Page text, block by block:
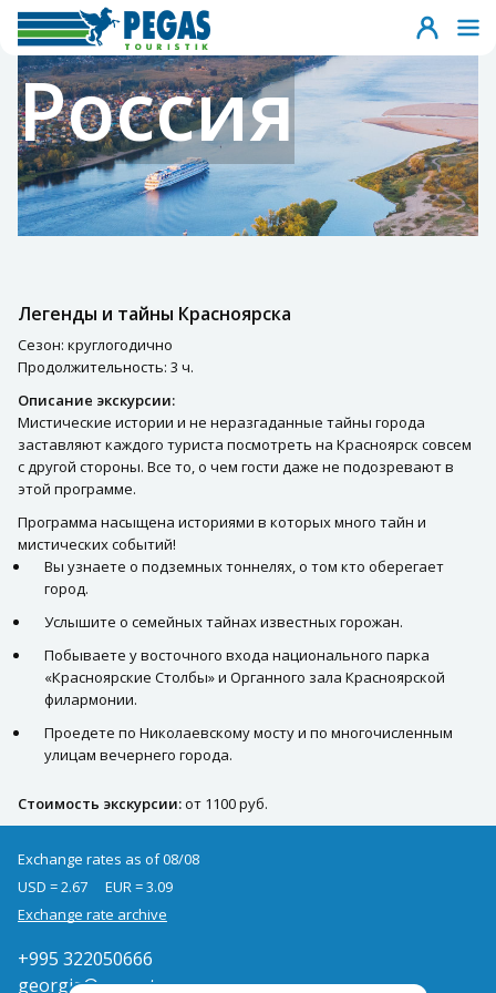
Россия
Легенды и тайны Красноярска
Сезон: круглогодично
Продолжительность: 3 ч.
Описание экскурсии:
Мистические истории и не неразгаданные тайны города
заставляют каждого туриста посмотреть на Красноярск совсем
с другой стороны. Все то, о чем гости даже не подозревают в
этой программе.
Программа насыщена историями в которых много тайн и
мистических событий!
Вы узнаете о подземных тоннелях, о том кто оберегает
город.
Услышите о семейных тайнах известных горожан.
Побываете у восточного входа национального парка
«Красноярские Столбы» и Органного зала Красноярской
филармонии.
Проедете по Николаевскому мосту и по многочисленным
улицам вечернего города.
Стоимость экскурсии:от 1100 руб.
Exchange rates as of 08/08
USD = 2.67
EUR = 3.09
Exchange rate archive
+995 322050666
georgia@pegast.ge